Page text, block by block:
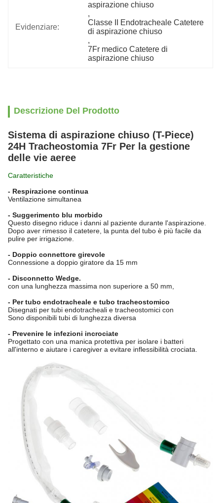
Evidenziare:
aspirazione chiuso
,
Classe II Endotracheale Catetere
di aspirazione chiuso
,
7Fr medico Catetere di
aspirazione chiuso
Descrizione Del Prodotto
Sistema di aspirazione chiuso (T-Piece)
24H Tracheostomia 7Fr Per la gestione
delle vie aeree
Caratteristiche
- Respirazione continua
Ventilazione simultanea
- Suggerimento blu morbido
Questo disegno riduce i danni al paziente durante l'aspirazione.
Dopo aver rimesso il catetere, la punta del tubo è più facile da
pulire per irrigazione.
- Doppio connettore girevole
Connessione a doppio giratore da 15 mm
- Disconnetto Wedge.
con una lunghezza massima non superiore a 50 mm,
- Per tubo endotracheale e tubo tracheostomico
Disegnati per tubi endotracheali e tracheostomici con
Sono disponibili tubi di lunghezza diversa
- Prevenire le infezioni incrociate
Progettato con una manica protettiva per isolare i batteri
all'interno e aiutare i caregiver a evitare inflessibilità crociata.